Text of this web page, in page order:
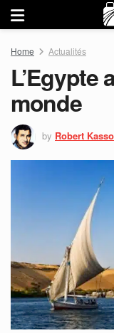
Home Actualités
L’Egypte
monde
by Robert